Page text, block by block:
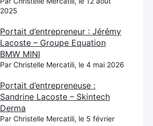
2025
Portait d’entrepreneur : Jérémy
Lacoste – Groupe Equation
BMW MINI
Par Christelle Mercatili, le 4 mai 2026
Portait d’entrepreneuse :
Sandrine Lacoste – Skintech
Derma
Par Christelle Mercatili, le 5 février